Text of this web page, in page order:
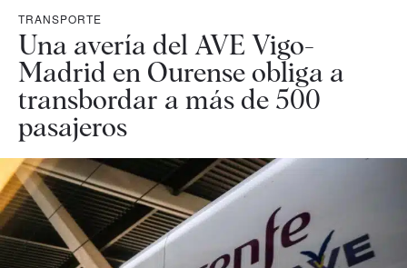
TRANSPORTE
Una avería del AVE Vigo-
Madrid en Ourense obliga a
transbordar a más de 500
pasajeros